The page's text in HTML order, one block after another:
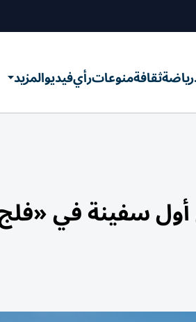
رياضةثقافةمنوعاترأيفيديوالمزيد
سفينة في «فلج